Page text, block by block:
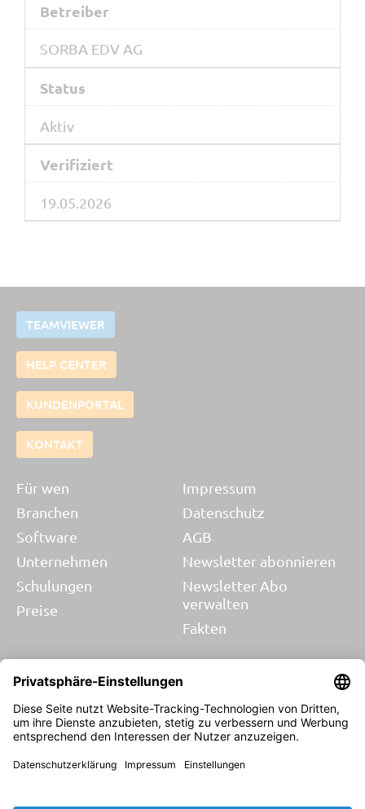
Betreiber
SORBA EDV AG
Status
Aktiv
Verifiziert
19.05.2026
TEAMVIEWER
HELP CENTER
KUNDENPORTAL
KONTAKT
Für wen
Branchen
Software
Unternehmen
Schulungen
Preise
Impressum
Datenschutz
AGB
Newsletter abonnieren
Newsletter Abo
verwalten
Fakten
Blog
© 2026 SORBA EDV AG